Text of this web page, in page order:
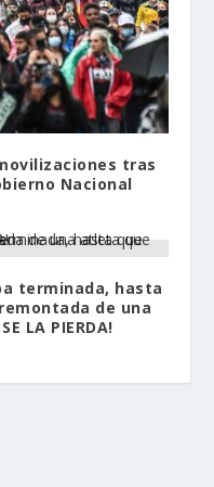
tras
Nacional
terminada, hasta
de una
LA PIERDA!